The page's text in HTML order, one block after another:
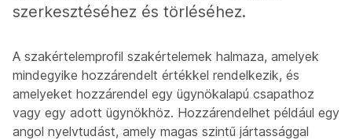
szerkesztéséhez és törléséhez.
A szakértelemprofil szakértelemek halmaza, amelyek
mindegyike hozzárendelt értékkel rendelkezik, és
amelyeket hozzárendel egy ügynökalapú csapathoz
vagy egy adott ügynökhöz. Hozzárendelhet például egy
angol nyelvtudást, amely magas szintű jártassággal